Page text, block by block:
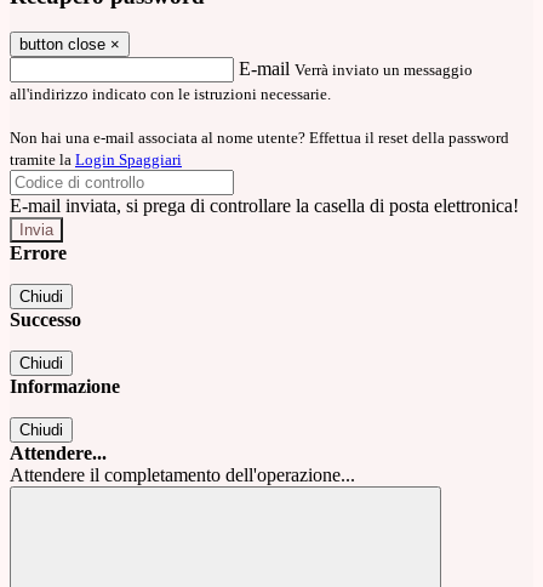
button close ×
E-mail Verrà inviato un messaggio
all'indirizzo indicato con le istruzioni necessarie.
Non hai una e-mail associata al nome utente? Effettua il reset della password
tramite la Login Spaggiari
E-mail inviata, si prega di controllare la casella di posta elettronica!
Errore
Chiudi
Successo
Chiudi
Informazione
Chiudi
Attendere...
Attendere il completamento dell'operazione...